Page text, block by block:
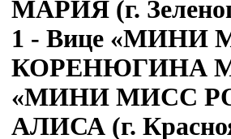
МАРИЯ (г.
1 - Вице «МИНИ
КОРЕНЮГИНА
«МИНИ МИСС
АЛИСА (г.